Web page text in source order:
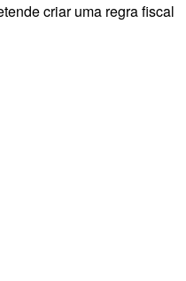
criar uma regra fiscal